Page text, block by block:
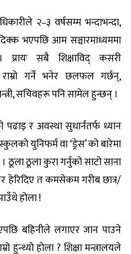
२–३ वर्षसम्म भन्दाभन्दा,
भएपछि आम सञ्चारमाध्यममा
सबै शिक्षाविद् कसरी
राम्रो गर्ने भनेर छलफल गर्छन्,
सचिवहरू पनि सामेल हुन्छन् ।
र अवस्था सुधार्नतर्फ ध्यान
युनिफर्म वा ‘ड्रेस’ को बारेमा
ठूला कुरा गर्नुको साटो साना
हेरिदिए त कमसेकम गरीब छात्र/
होला !
बहिनीले लगाएर जान पाउने
हुन्थ्यो होला ? शिक्षा मन्त्रालयले